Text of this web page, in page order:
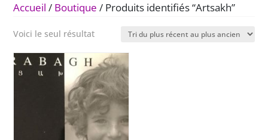
Accueil / Boutique / Produits identifiés “Artsakh”
Voici le seul résultat